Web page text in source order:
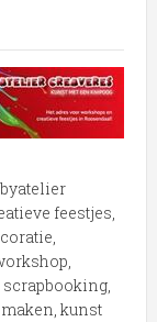
feestjes,
kunst